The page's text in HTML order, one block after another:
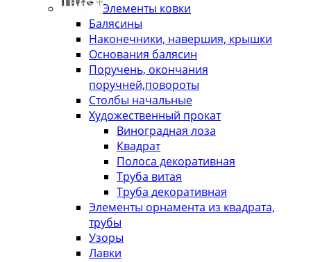
Элементы ковки
Балясины
Наконечники, навершия, крышки
Основания балясин
Поручень, окончания
поручней,повороты
Столбы начальные
Художественный прокат
Виноградная лоза
Квадрат
Полоса декоративная
Труба витая
Труба декоративная
Элементы орнамента из квадрата,
трубы
Узоры
Лавки